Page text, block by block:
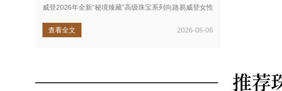
威登2026年全新“秘境臻藏”高级珠宝系列向路易威登女性
查看全文
2026-05-06